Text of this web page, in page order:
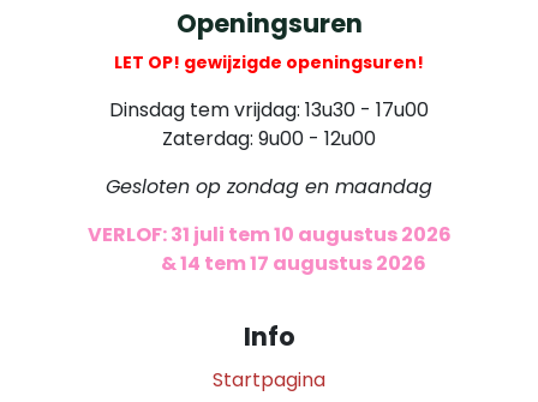
Openingsuren
LET OP! gewijzigde openingsuren!
Dinsdag tem vrijdag: 13u30 - 17u00
Zaterdag: 9u00 - 12u00
Gesloten op zondag en maandag
VERLOF: 31 juli tem 10 augustus 2026
& 14 tem 17 augustus 2026
Info
Startpagina